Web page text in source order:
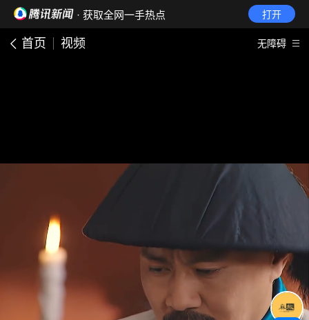
· 获取全网一手热点 打开
首页 视频 无障碍